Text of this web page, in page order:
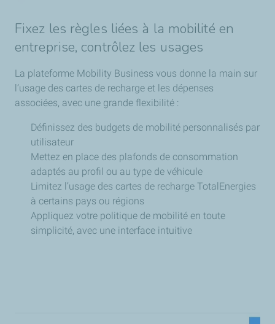
Fixez les règles liées à la mobilité en
entreprise, contrôlez les usages
La plateforme Mobility Business vous donne la main sur
l’usage des cartes de recharge et les dépenses
associées, avec une grande flexibilité :
Définissez des budgets de mobilité personnalisés par
utilisateur
Mettez en place des plafonds de consommation
adaptés au profil ou au type de véhicule
Limitez l’usage des cartes de recharge TotalEnergies
à certains pays ou régions
Appliquez votre politique de mobilité en toute
simplicité, avec une interface intuitive